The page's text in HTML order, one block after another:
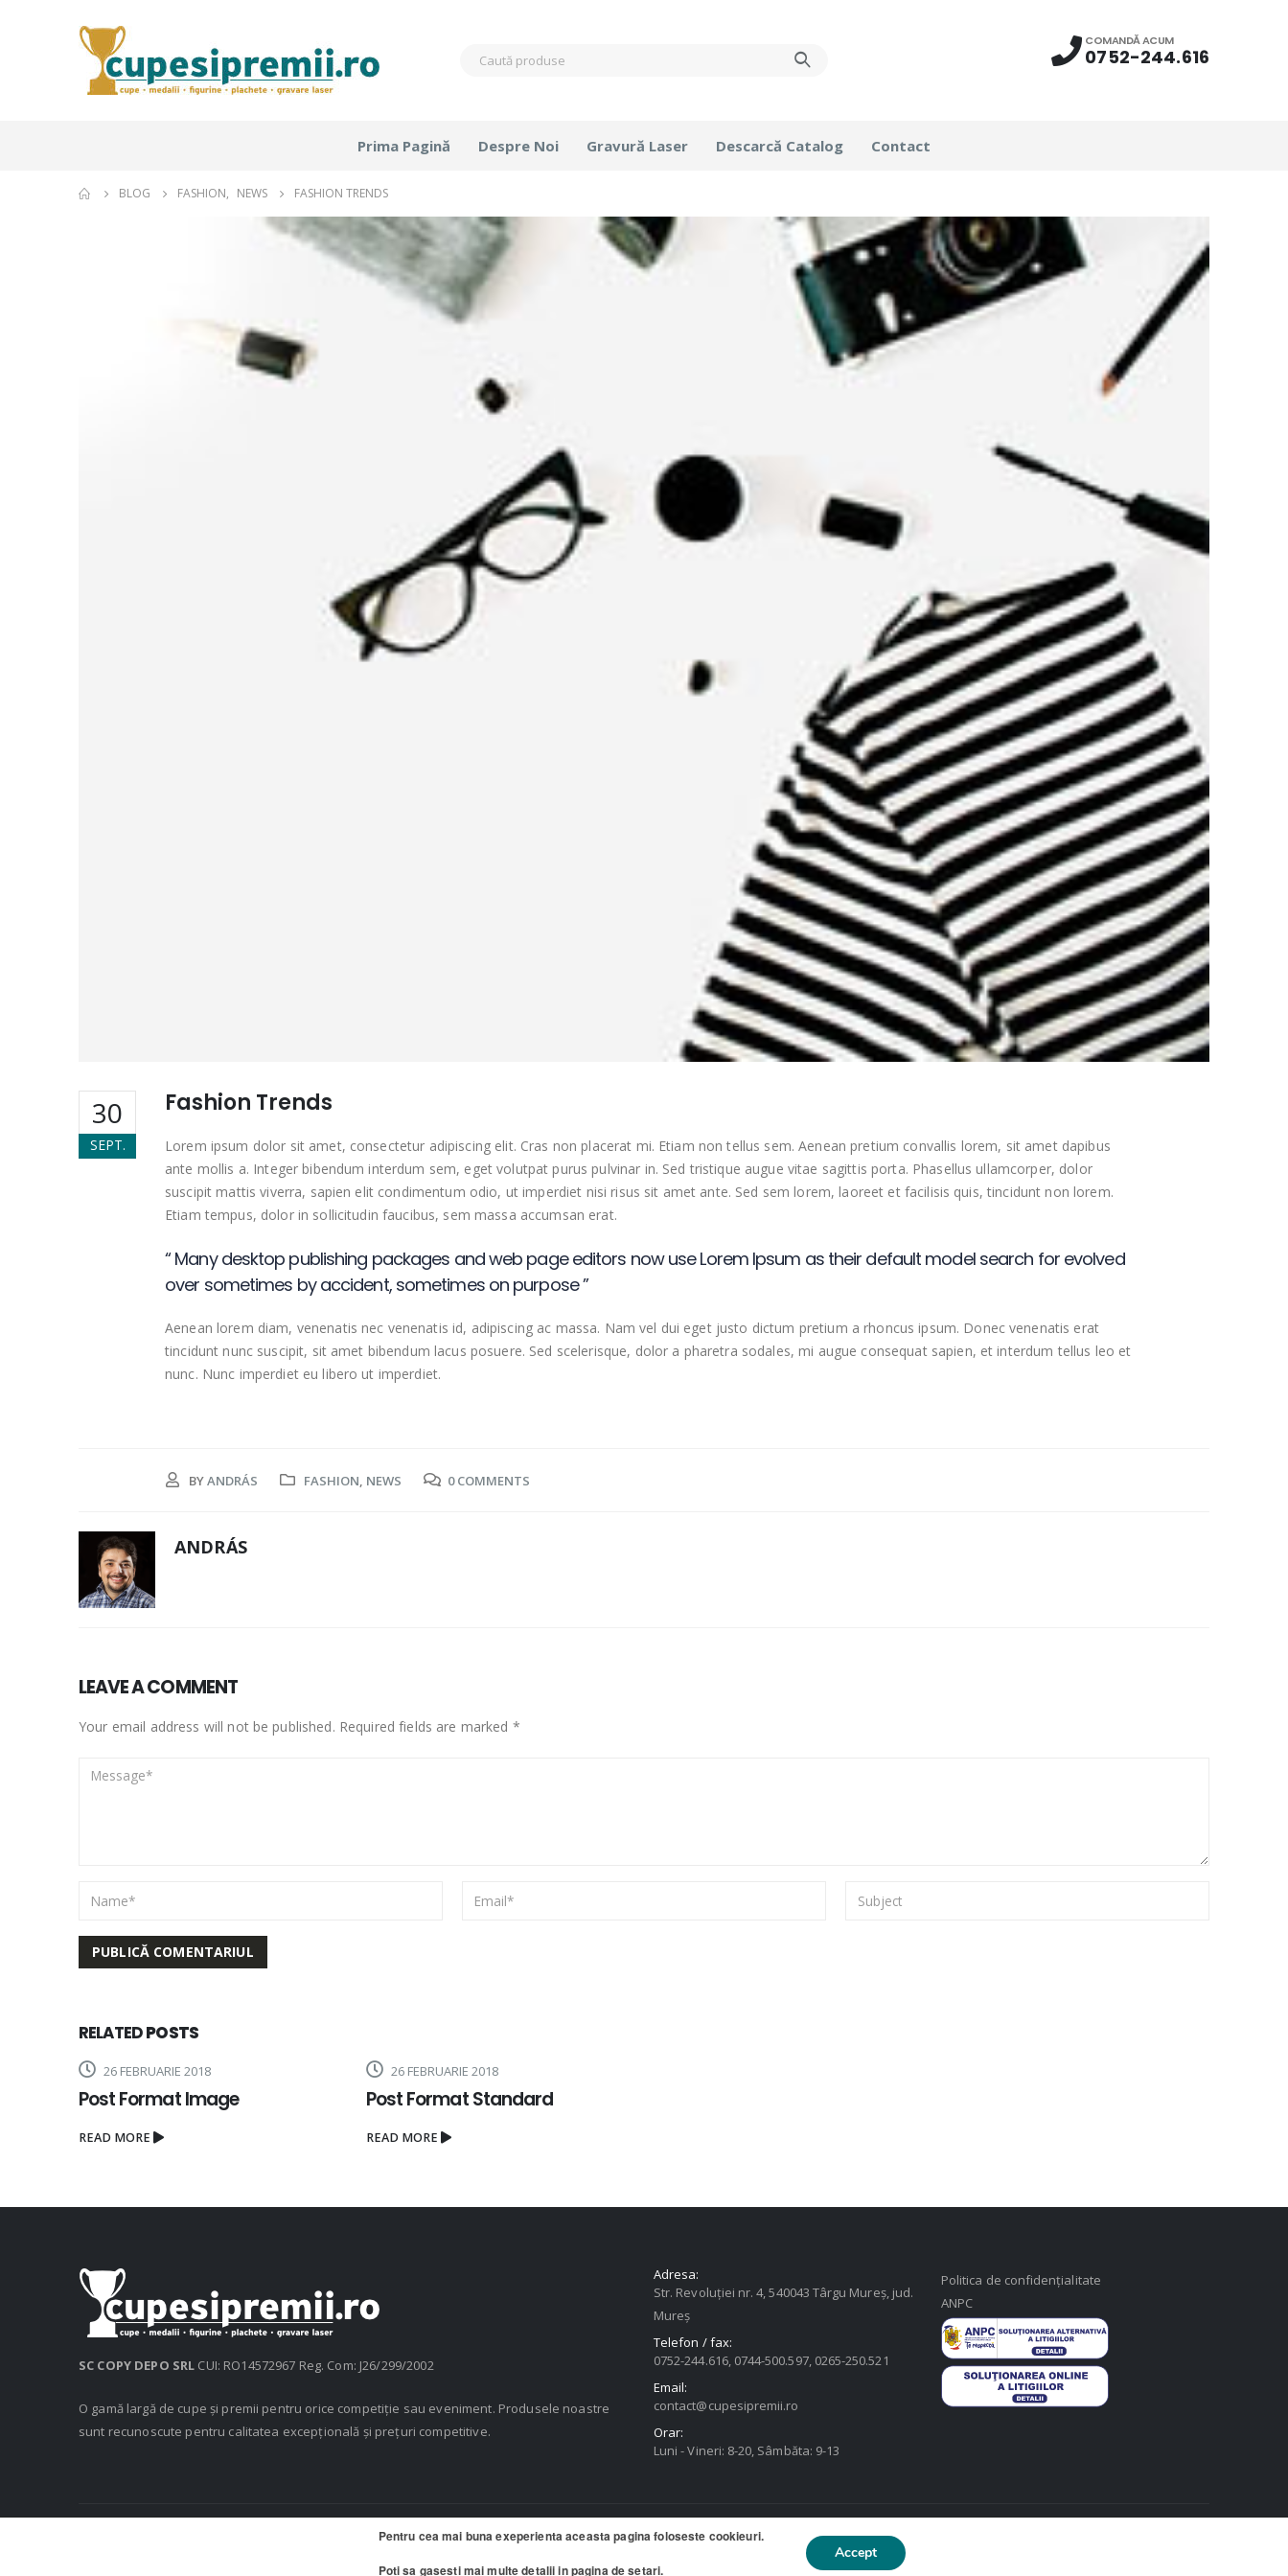
COMANDĂ ACUM
0752-244.616
Prima Pagină Despre Noi Gravură Laser Descarcă Catalog Contact
BLOG FASHION, NEWS FASHION TRENDS
30
SEPT.
Fashion Trends
Lorem ipsum dolor sit amet, consectetur adipiscing elit. Cras non placerat mi. Etiam non tellus sem. Aenean pretium convallis lorem, sit amet dapibus
ante mollis a. Integer bibendum interdum sem, eget volutpat purus pulvinar in. Sed tristique augue vitae sagittis porta. Phasellus ullamcorper, dolor
suscipit mattis viverra, sapien elit condimentum odio, ut imperdiet nisi risus sit amet ante. Sed sem lorem, laoreet et facilisis quis, tincidunt non lorem.
Etiam tempus, dolor in sollicitudin faucibus, sem massa accumsan erat.
“ Many desktop publishing packages and web page editors now use Lorem Ipsum as their default model search for evolved
over sometimes by accident, sometimes on purpose ”
Aenean lorem diam, venenatis nec venenatis id, adipiscing ac massa. Nam vel dui eget justo dictum pretium a rhoncus ipsum. Donec venenatis erat
tincidunt nunc suscipit, sit amet bibendum lacus posuere. Sed scelerisque, dolor a pharetra sodales, mi augue consequat sapien, et interdum tellus leo et
nunc. Nunc imperdiet eu libero ut imperdiet.
BYANDRÁS FASHION, NEWS 0 COMMENTS
ANDRÁS
LEAVE A COMMENT
Your email address will not be published. Required fields are marked *
RELATEDPOSTS
26 FEBRUARIE 2018
Post Format Image
READ MORE
26 FEBRUARIE 2018
Post Format Standard
READ MORE
SC COPY DEPO SRL CUI: RO14572967 Reg. Com: J26/299/2002
O gamă largă de cupe și premii pentru orice competiție sau eveniment. Produsele noastre
sunt recunoscute pentru calitatea excepțională și prețuri competitive.
Adresa:
Str. Revoluției nr. 4, 540043 Târgu Mureș, jud.
Mureș
Telefon / fax:
0752-244.616, 0744-500.597, 0265-250.521
Email:
contact@cupesipremii.ro
Orar:
Luni - Vineri: 8-20, Sâmbăta: 9-13
Politica de confidențialitate
ANPC
Pentru cea mai buna exeperienta aceasta pagina foloseste cookieuri.
Poti sa gasesti mai multe detalii in pagina desetari.
Accept